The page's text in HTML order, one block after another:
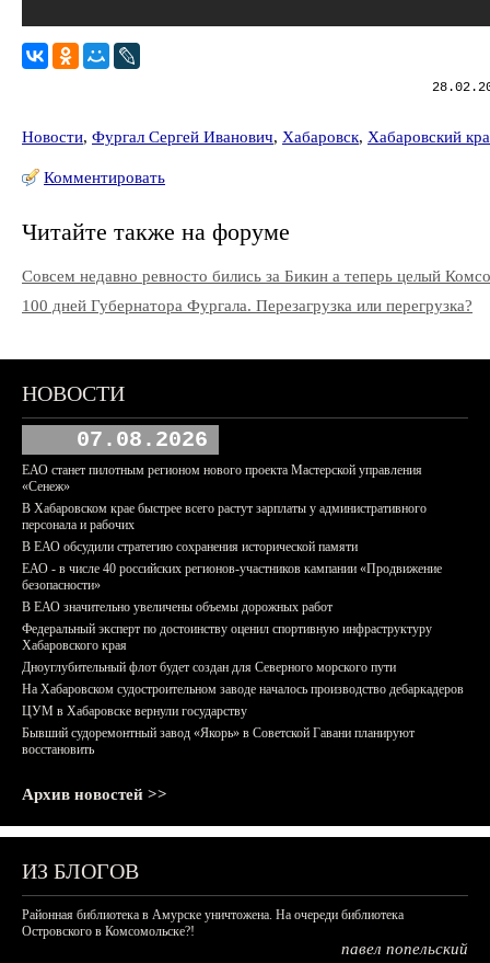
Новости, Фургал Сергей Иванович, Хабаровск, Хабаровский
Комментировать
Читайте также на форуме
Совсем недавно ревносто бились за Бикин а теперь целый
100 дней Губернатора Фургала. Перезагрузка или перегрузка?
НОВОСТИ
07.08.2026
ЕАО станет пилотным регионом нового проекта Мастерской управления
«Сенеж»
В Хабаровском крае быстрее всего растут зарплаты у административного
персонала и рабочих
В ЕАО обсудили стратегию сохранения исторической памяти
ЕАО - в числе 40 российских регионов-участников кампании «Продвижение
безопасности»
В ЕАО значительно увеличены объемы дорожных работ
Федеральный эксперт по достоинству оценил спортивную инфраструктуру
Хабаровского края
Дноуглубительный флот будет создан для Северного морского пути
На Хабаровском судостроительном заводе началось производство дебаркадеров
ЦУМ в Хабаровске вернули государству
Бывший судоремонтный завод «Якорь» в Советской Гавани планируют
восстановить
Архив новостей >>
ИЗ БЛОГОВ
Районная библиотека в Амурске уничтожена. На очереди библиотека
Островского в Комсомольске?!
павел попельский